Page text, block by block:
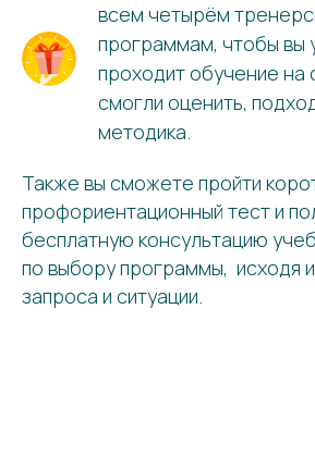
всем четырём
программам, чтобы вы
проходит обучение на
смогли оценить,
методика.
Также вы сможете пройти
профориентационный тест и
бесплатную консультацию
по выбору программы, исходя
запроса и ситуации.